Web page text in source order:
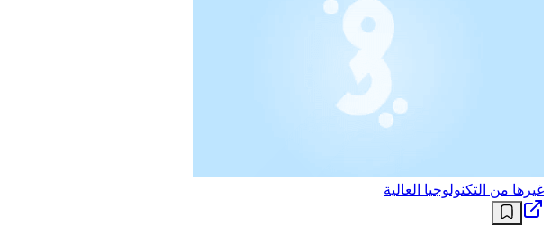
غيرها من التكنولوجيا العالية